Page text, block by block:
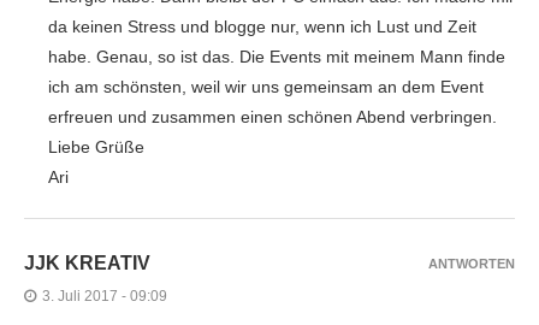
da keinen Stress und blogge nur, wenn ich Lust und Zeit
habe. Genau, so ist das. Die Events mit meinem Mann finde
ich am schönsten, weil wir uns gemeinsam an dem Event
erfreuen und zusammen einen schönen Abend verbringen.
Liebe Grüße
Ari
JJK KREATIV
3. Juli 2017 - 09:09
ANTWORTEN